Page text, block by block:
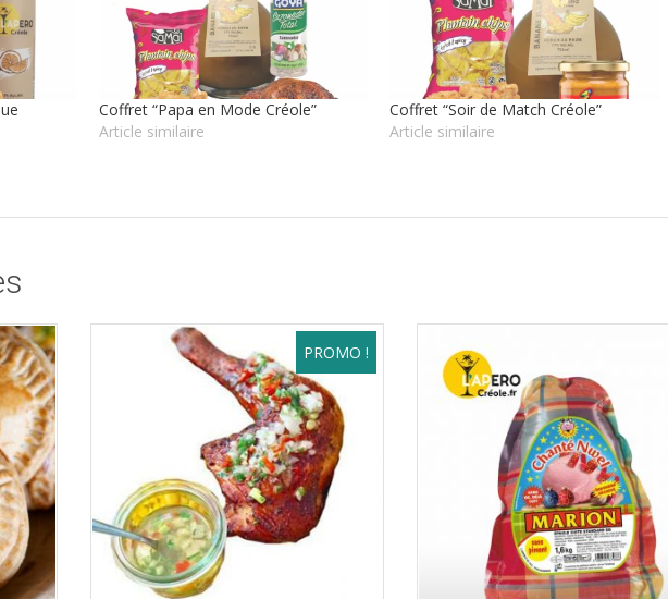
Coffret “Papa en Mode Créole”
Article similaire
Coffret “Soir de Match Créole”
Article similaire
PROMO !